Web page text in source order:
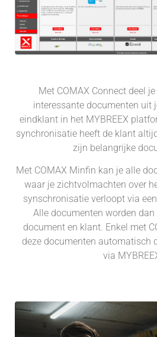
Met COMAX Connect deel
interessante documenten uit
eindklant in het MYBREEX
synchronisatie heeft de klant
zijn belangrijke
Met COMAX Minfin kan je alle
waar je zichtvolmachten over
synschronisatie verloopt via
Alle documenten worden
document en klant. Enkel met
deze documenten automatisch
via